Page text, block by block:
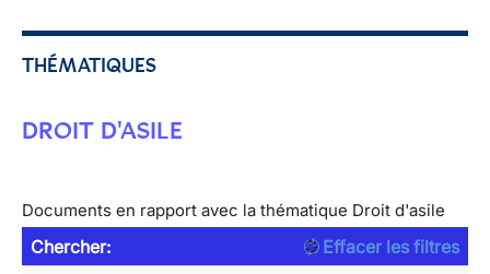
THÉMATIQUES
DROIT D'ASILE
Documents en rapport avec la thématique Droit d'asile
Chercher:
Effacer les filtres